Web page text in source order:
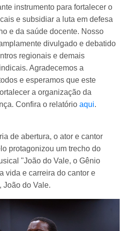
instrumento para fortalecer o
e subsidiar a luta em defesa
e da saúde docente. Nosso
divulgado e debatido
regionais e demais
Agradecemos a
e esperamos que este
a organização da
Confira o relatório aqui.
de abertura, o ator e cantor
protagonizou um trecho do
"João do Vale, o Gênio
vida e carreira do cantor e
João do Vale.